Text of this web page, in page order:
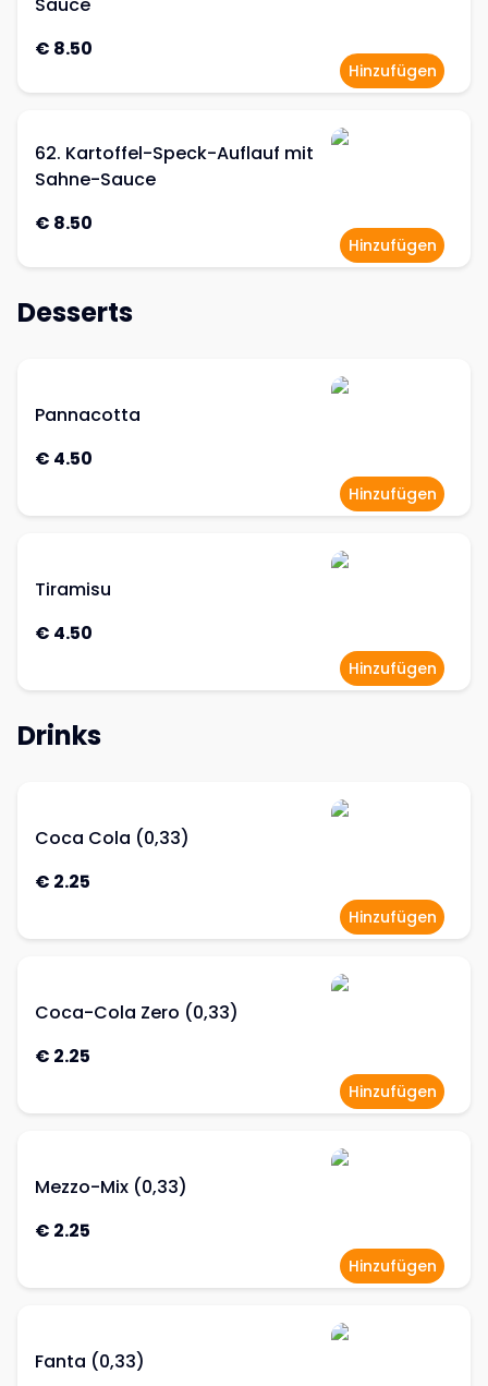
€ 8.50
Hinzufügen
62. Kartoffel-Speck-Auflauf mit
Sahne-Sauce
€ 8.50
Hinzufügen
Desserts
Pannacotta
€ 4.50
Hinzufügen
Tiramisu
€ 4.50
Hinzufügen
Drinks
Coca Cola (0,33)
€ 2.25
Hinzufügen
Coca-Cola Zero (0,33)
€ 2.25
Hinzufügen
Mezzo-Mix (0,33)
€ 2.25
Hinzufügen
Fanta (0,33)